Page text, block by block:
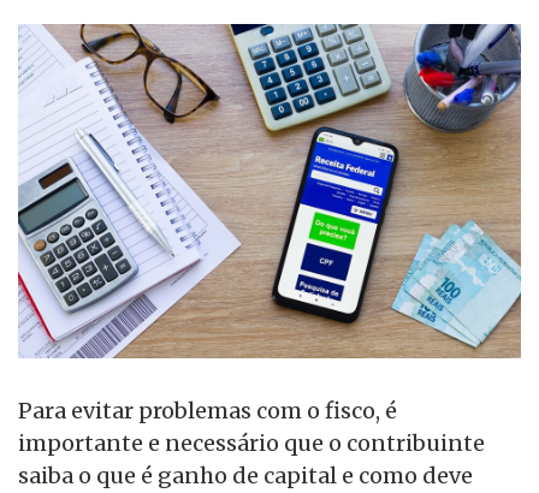
Para evitar problemas com o fisco, é
importante e necessário que o contribuinte
saiba o que é ganho de capital e como deve